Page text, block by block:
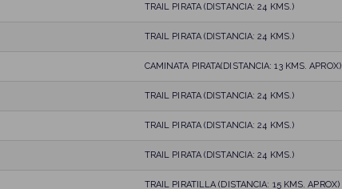
TRAIL PIRATA (DISTANCIA: 24 KMS.)
TRAIL PIRATA (DISTANCIA: 24 KMS.)
CAMINATA PIRATA(DISTANCIA: 13 KMS. APROX)
TRAIL PIRATA (DISTANCIA: 24 KMS.)
TRAIL PIRATA (DISTANCIA: 24 KMS.)
TRAIL PIRATA (DISTANCIA: 24 KMS.)
TRAIL PIRATILLA (DISTANCIA: 15 KMS. APROX)